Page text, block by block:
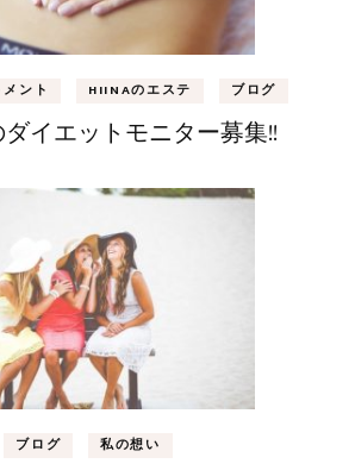
ント HIINAのエステ ブログ
イエットモニター募集!!
ブログ 私の想い